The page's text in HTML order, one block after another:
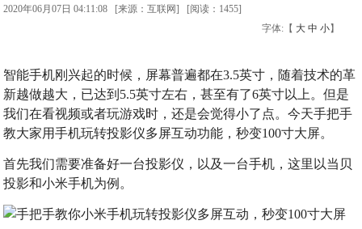
2020年06月07日 04:11:08 [来源：互联网] [阅读：1455]
字体:【 大 中 小】
智能手机刚兴起的时候，屏幕普遍都在3.5英寸，随着技术的革
新越做越大，已达到5.5英寸左右，甚至有了6英寸以上。但是
我们在看视频或者玩游戏时，还是会觉得小了点。今天手把手
教大家用手机玩转投影仪多屏互动功能，秒变100寸大屏。
首先我们需要准备好一台投影仪，以及一台手机，这里以当贝
投影和小米手机为例。